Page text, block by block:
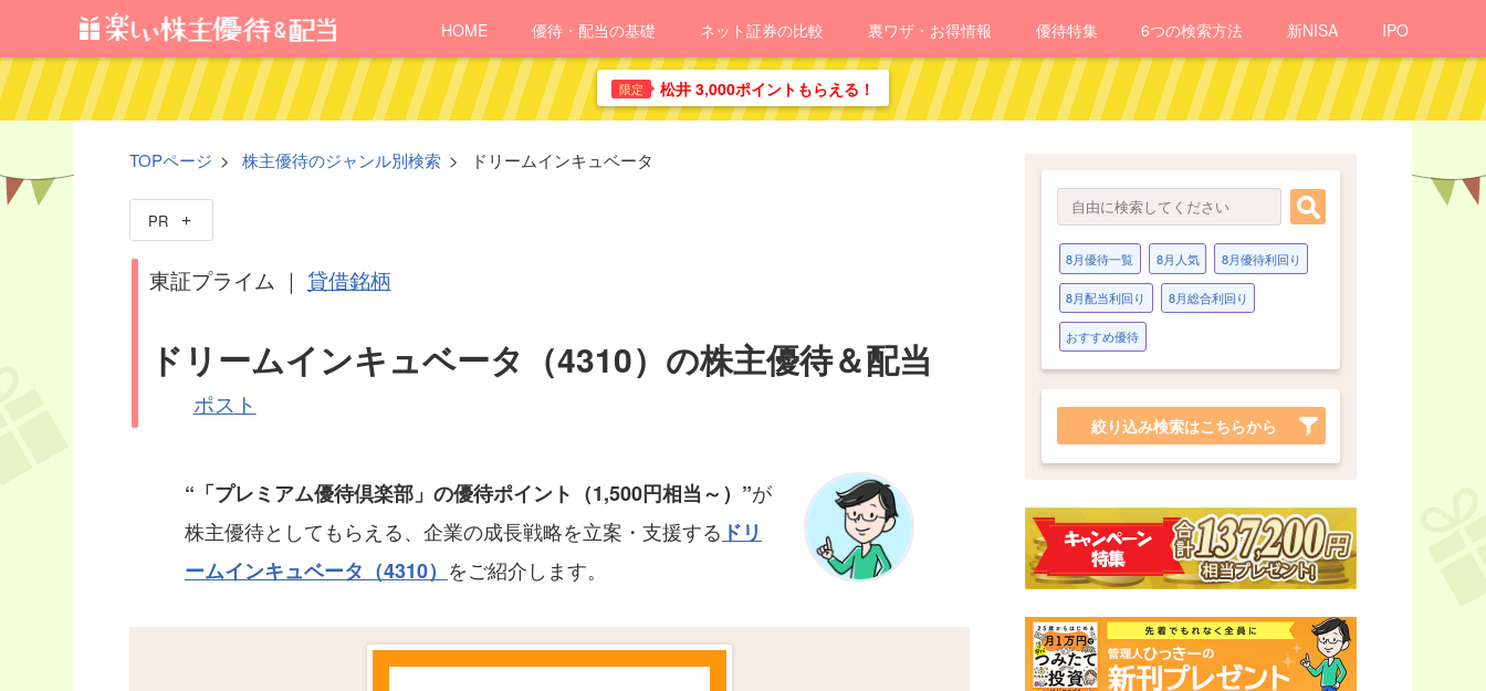
HOME 優待・配当の基礎 ネット証券の比較 裏ワザ・お得情報 優待特集 6つの検索方法 新NISA IPO
限定 松井 3,000ポイントもらえる！
TOPページ 株主優待のジャンル別検索 ドリームインキュベータ
PR
東証プライム ｜ 貸借銘柄
ドリームインキュベータ（4310）の株主優待＆配当
ポスト
“「プレミアム優待倶楽部」の優待ポイント（1,500円相当～）”が
株主優待としてもらえる、企業の成長戦略を立案・支援する ドリ
ームインキュベータ（4310） をご紹介します。
8月優待一覧 8月人気 8月優待利回り
8月配当利回り 8月総合利回り
おすすめ優待
絞り込み検索はこちらから